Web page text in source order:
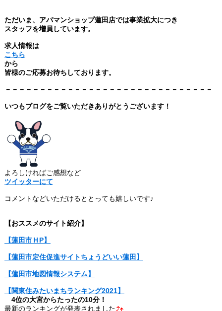
ただいま、アパマンショップ蓮田店では事業拡大につき
スタッフを増員しています。
求人情報は
こちら
から
皆様のご応募お待ちしております。
－－－－－－－－－－－－－－－－－－－－－－－－－－－－－－
いつもブログをご覧いただきありがとうございます！
よろしければご感想など
ツイッターにて
コメントなどいただけるととっても嬉しいです♪
【おススメのサイト紹介】
【蓮田市ＨP】
【蓮田市定住促進サイトちょうどいい蓮田】
【蓮田市地図情報システム】
【関東住みたいまちランキング2021】
4位の大宮からたったの10分！
最新のランキングが発表されました